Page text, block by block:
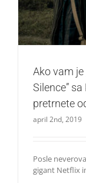
Ako vam je
Silence”
pretrnete
april 2nd, 2019
Posle
gigant Netflix